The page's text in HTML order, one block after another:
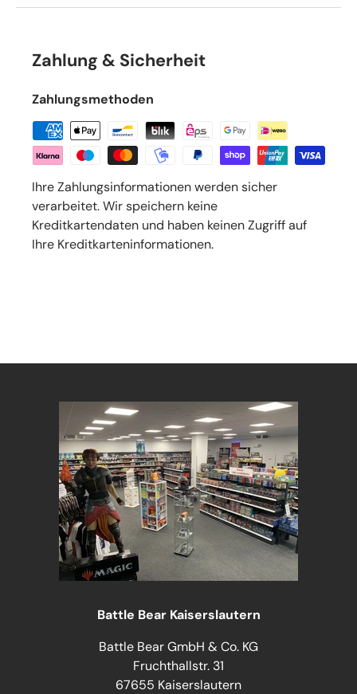
Zahlung & Sicherheit
Zahlungsmethoden
Ihre Zahlungsinformationen werden sicher
verarbeitet. Wir speichern keine
Kreditkartendaten und haben keinen Zugriff auf
Ihre Kreditkarteninformationen.
Battle Bear Kaiserslautern
Battle Bear GmbH & Co. KG
Fruchthallstr. 31
67655 Kaiserslautern